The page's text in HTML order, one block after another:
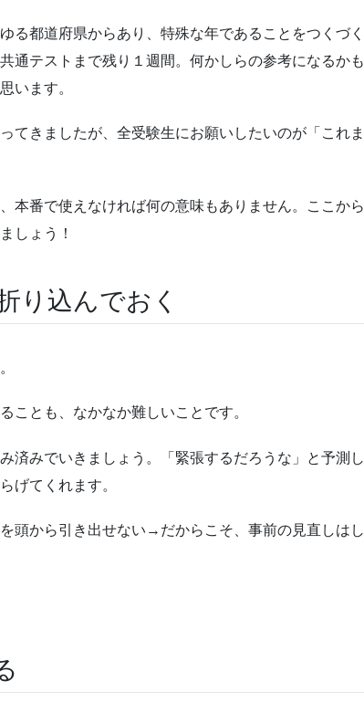
る都道府県からあり、特殊な年であることをつくづく
通テストまで残り１週間。何かしらの参考になるかも
います。
てきましたが、全受験生にお願いしたいのが「これま
本番で使えなければ何の意味もありません。ここから
しょう！
り込んでおく
ことも、なかなか難しいことです。
済みでいきましょう。「緊張するだろうな」と予測し
げてくれます。
頭から引き出せない→だからこそ、事前の見直しはし